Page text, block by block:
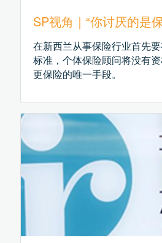
SP视角｜“你讨厌的是
在新西兰从事保险行业首先
标准，个体保险顾问将没有
更保险的唯一手段。